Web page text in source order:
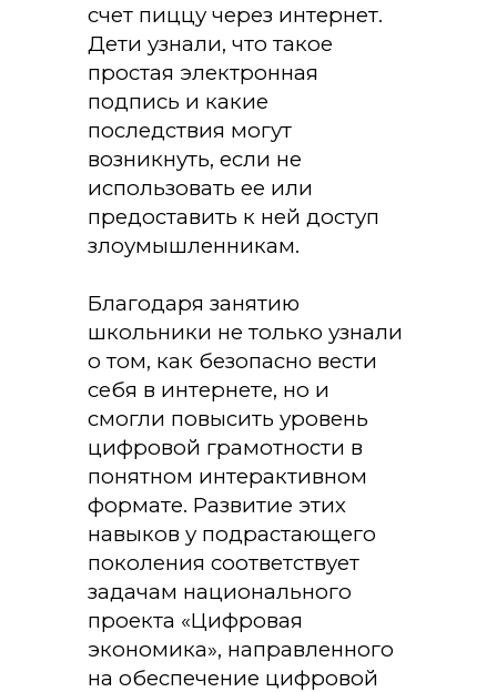
счет пиццу через интернет.
Дети узнали, что такое
простая электронная
подпись и какие
последствия могут
возникнуть, если не
использовать ее или
предоставить к ней доступ
злоумышленникам.
Благодаря занятию
школьники не только узнали
о том, как безопасно вести
себя в интернете, но и
смогли повысить уровень
цифровой грамотности в
понятном интерактивном
формате. Развитие этих
навыков у подрастающего
поколения соответствует
задачам национального
проекта «Цифровая
экономика», направленного
на обеспечение цифровой